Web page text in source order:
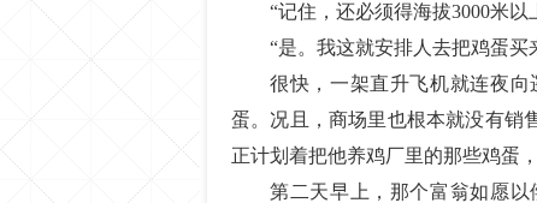
“记住，还必须得海拔3000米以
“是。我这就安排人去把鸡蛋买
很快，一架直升飞机就连夜
蛋。况且，商场里也根本就没有销
正计划着把他养鸡厂里的那些鸡蛋
第二天早上，那个富翁如愿